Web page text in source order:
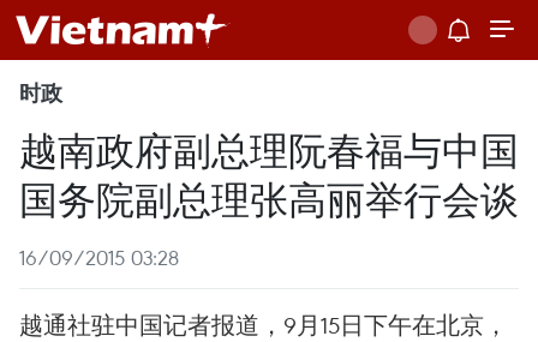
时政
越南政府副总理阮春福与中国
国务院副总理张高丽举行会谈
16/09/2015 03:28
越通社驻中国记者报道，9月15日下午在北京，